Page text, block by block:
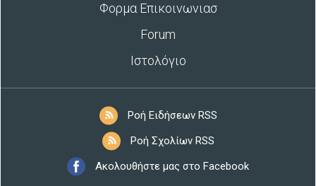
Φορμα Επικοινωνιασ
Forum
Ιστολόγιο
Ροή Ειδήσεων RSS
Ροή Σχολίων RSS
Ακολουθήστε μας στο Facebook